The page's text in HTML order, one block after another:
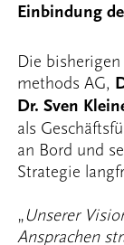
Einbindung
Die
methods AG,
Dr. Sven
als
an Bord und
Strategie
„Unserer
Ansprachen